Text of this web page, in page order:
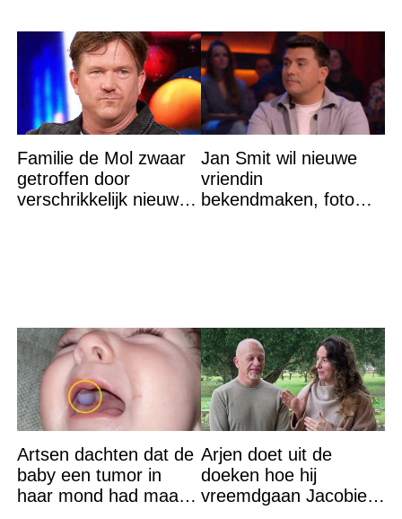
Familie de Mol zwaar
getroffen door
verschrikkelijk nieuws:
Jan Smit wil nieuwe
vriendin
bekendmaken, foto
Artsen dachten dat de
baby een tumor in
haar mond had maar
Arjen doet uit de
doeken hoe hij
vreemdgaan Jacobien